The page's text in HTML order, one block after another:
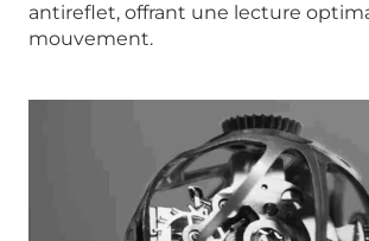
antireflet, offrant une lecture
mouvement.